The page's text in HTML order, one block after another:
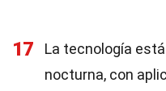
17
La tecnología
nocturna, con